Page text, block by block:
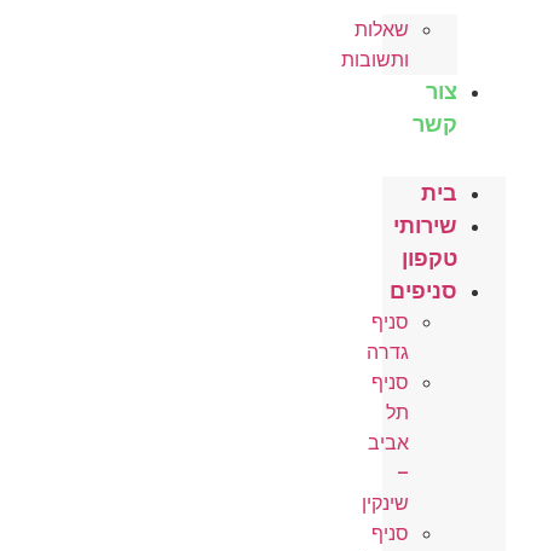
שאלות
ותשובות
צור
קשר
בית
שירותי
טקפון
סניפים
סניף
גדרה
סניף
תל
אביב
–
שינקין
סניף